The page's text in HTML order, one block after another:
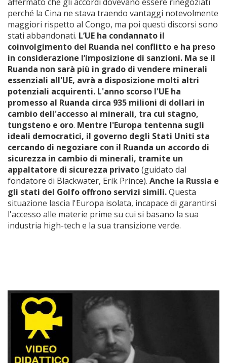
perché la Cina ne stava traendo vantaggi notevolmente
maggiori rispetto al Congo, ma poi questi discorsi sono
stati abbandonati. L’UE ha condannato il
coinvolgimento del Ruanda nel conflitto e ha preso
in considerazione l’imposizione di sanzioni. Ma se il
Ruanda non sarà più in grado di vendere minerali
essenziali all'UE, avrà a disposizione molti altri
potenziali acquirenti. L'anno scorso l'UE ha
promesso al Ruanda circa 935 milioni di dollari in
cambio dell'accesso ai minerali, tra cui stagno,
tungsteno e oro. Mentre l'Europa tentenna sugli
ideali democratici, il governo degli Stati Uniti sta
cercando di negoziare con il Ruanda un accordo di
sicurezza in cambio di minerali, tramite un
appaltatore di sicurezza privato(guidato dal
fondatore di Blackwater, Erik Prince). Anche la Russia e
gli stati del Golfo offrono servizi simili.Questa
situazione lascia l'Europa isolata, incapace di garantirsi
l'accesso alle materie prime su cui si basano la sua
industria high-tech e la sua transizione verde.